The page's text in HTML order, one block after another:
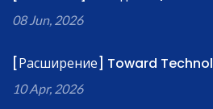
08 Jun, 2026
[Расширение] Toward
10 Apr, 2026